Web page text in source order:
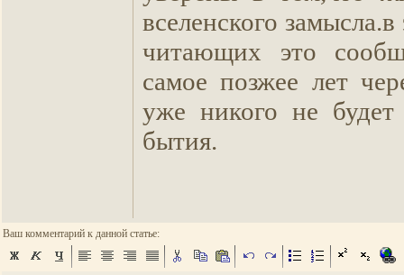
вселенского
читающих это
самое позжее лет
уже никого не
бытия.
Ваш комментарий к данной статье: